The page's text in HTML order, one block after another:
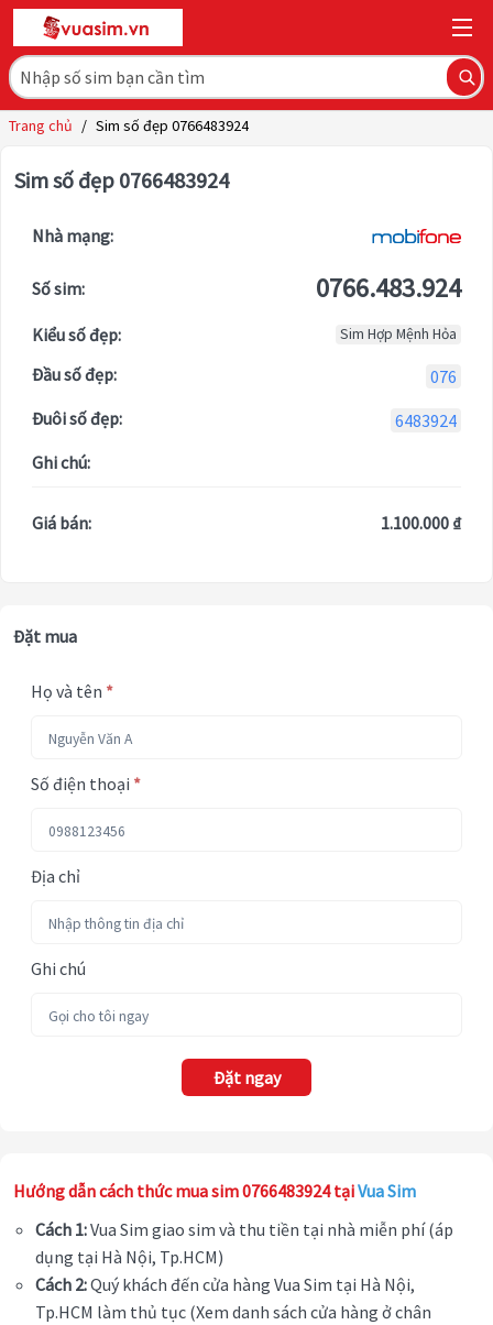
Trang chủ / Sim số đẹp 0766483924
Sim số đẹp 0766483924
Nhà mạng:
Số sim: 0766.483.924
Kiểu số đẹp: Sim Hợp Mệnh Hỏa
Đầu số đẹp:
076
Đuôi số đẹp:
6483924
Ghi chú:
Giá bán: 1.100.000 ₫
Đặt mua
Họ và tên *
Số điện thoại *
Địa chỉ
Ghi chú
Đặt ngay
Hướng dẫn cách thức mua sim 0766483924 tạiVua Sim
Cách 1:Vua Sim giao sim và thu tiền tại nhà miễn phí (áp
dụng tại Hà Nội, Tp.HCM)
Cách 2:Quý khách đến cửa hàng Vua Sim tại Hà Nội,
Tp.HCM làm thủ tục (Xem danh sách cửa hàng ở chân